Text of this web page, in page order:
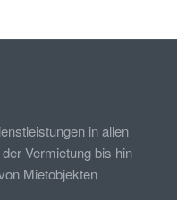
in allen
Vermietung bis hin
Mietobjekten